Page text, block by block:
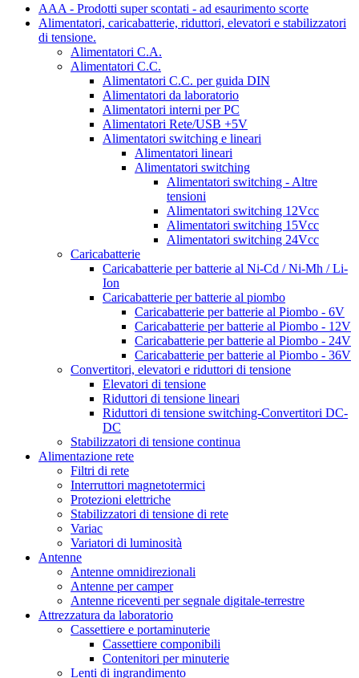
AAA - Prodotti super scontati - ad esaurimento scorte
Alimentatori, caricabatterie, riduttori, elevatori e stabilizzatori
di tensione.
Alimentatori C.A.
Alimentatori C.C.
Alimentatori C.C. per guida DIN
Alimentatori da laboratorio
Alimentatori interni per PC
Alimentatori Rete/USB +5V
Alimentatori switching e lineari
Alimentatori lineari
Alimentatori switching
Alimentatori switching - Altre
tensioni
Alimentatori switching 12Vcc
Alimentatori switching 15Vcc
Alimentatori switching 24Vcc
Caricabatterie
Caricabatterie per batterie al Ni-Cd / Ni-Mh / Li-
Ion
Caricabatterie per batterie al piombo
Caricabatterie per batterie al Piombo - 6V
Caricabatterie per batterie al Piombo - 12V
Caricabatterie per batterie al Piombo - 24V
Caricabatterie per batterie al Piombo - 36V
Convertitori, elevatori e riduttori di tensione
Elevatori di tensione
Riduttori di tensione lineari
Riduttori di tensione switching-Convertitori DC-
DC
Stabilizzatori di tensione continua
Alimentazione rete
Filtri di rete
Interruttori magnetotermici
Protezioni elettriche
Stabilizzatori di tensione di rete
Variac
Variatori di luminosità
Antenne
Antenne omnidirezionali
Antenne per camper
Antenne riceventi per segnale digitale-terrestre
Attrezzatura da laboratorio
Cassettiere e portaminuterie
Cassettiere componibili
Contenitori per minuterie
Lenti di ingrandimento